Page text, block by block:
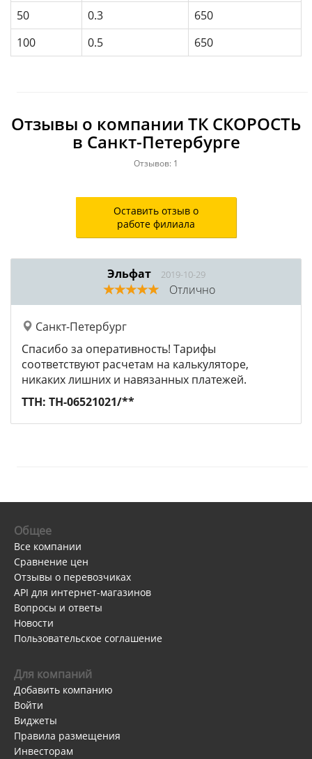
50
0.3
650
100
0.5 650
Отзывы о компании ТК СКОРОСТЬ
в Санкт-Петербурге
Отзывов: 1
Оставить отзыв о
работе филиала
Эльфат 2019-10-29
Отлично
Санкт-Петербург
Спасибо за оперативность! Тарифы
соответствуют расчетам на калькуляторе,
никаких лишних и навязанных платежей.
ТТН: ТН-06521021/**
Общее
Все компании
Сравнение цен
Отзывы о перевозчиках
API для интернет-магазинов
Вопросы и ответы
Новости
Пользовательское соглашение
Для компаний
Добавить компанию
Войти
Виджеты
Правила размещения
Инвесторам